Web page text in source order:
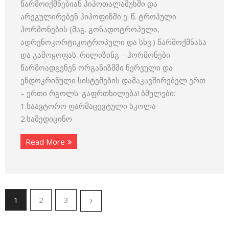
წარმოიქმნებიან ჰიპოთალამუსში და
არეგულირებენ ჰიპოფიზში ე. წ. ტროპული
ჰორმონების (მაგ. გონადოტროპული,
ადრენოკორტიკოტროპული და სხვ.) წარმოქმნასა
და გამოყოფას. რილიზინგ – ჰორმონები
წარმოადგენენ ორგანიზმში ნერვული და
ენდოკრინული სისტემების დამაკავშირებელ ერთ
– ერთი რგოლს. გაფრთხილება! ბმულები:
1.საავტორო ფარმაცევტული სკოლა
2.სამედიცინო
Read More
1 2 3